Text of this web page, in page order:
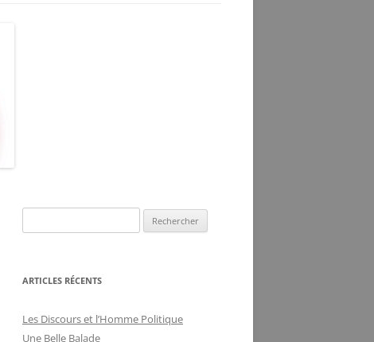
ARTICLES RÉCENTS
Les Discours et l’Homme Politique
Une Belle Balade